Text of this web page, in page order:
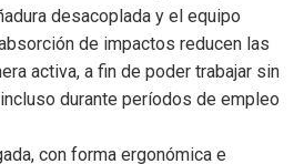
desacoplada y el equipo
de impactos reducen las
activa, a fin de poder trabajar sin
durante períodos de empleo
con forma ergonómica e